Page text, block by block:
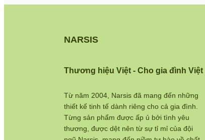
NARSIS
Từ năm 2004, Narsis đã mang đến những
thiết kế tinh tế dành riêng cho cả gia đình.
Từng sản phẩm được ấp ủ bởi tình yêu
thương, được dệt nên từ sự tỉ mỉ của đội
Thương hiệu Việt - Cho gia đình Việt